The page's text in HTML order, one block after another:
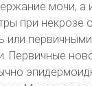
мочи, а
при некрозе
или
Первичные